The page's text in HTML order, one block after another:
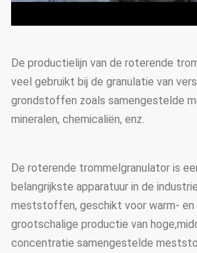
De productielijn van de roterende
veel gebruikt bij de granulatie van
grondstoffen zoals samengestelde
mineralen, chemicaliën, enz.
De roterende trommelgranulator is
belangrijkste apparatuur in de
meststoffen, geschikt voor warm- en
grootschalige productie van
concentratie samengestelde